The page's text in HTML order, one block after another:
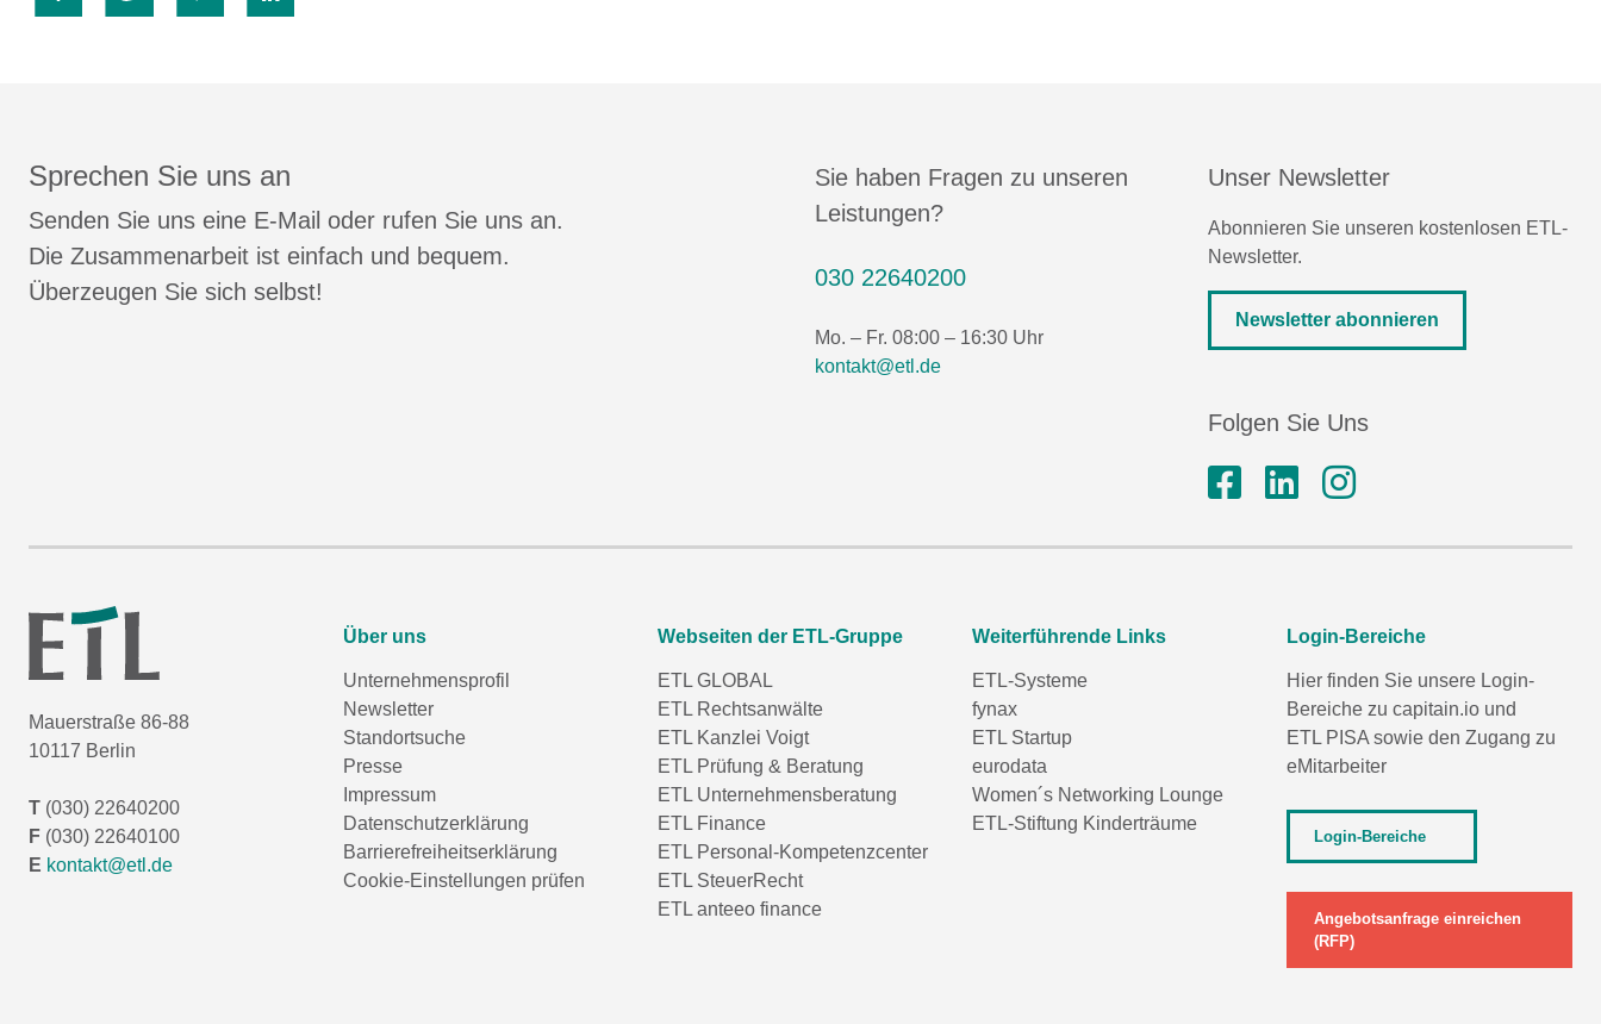
Sprechen Sie uns an
Senden Sie uns eine E-Mail oder rufen Sie uns an.
Die Zusammenarbeit ist einfach und bequem.
Überzeugen Sie sich selbst!
Sie haben Fragen zu unseren
Leistungen?
030 22640200
Mo. – Fr. 08:00 – 16:30 Uhr
kontakt@etl.de
Unser Newsletter
Abonnieren Sie unseren kostenlosen ETL-
Newsletter.
Newsletter abonnieren
Folgen Sie Uns
Mauerstraße 86-88
10117 Berlin
T (030) 22640200
F (030) 22640100
E kontakt@etl.de
Über uns
Unternehmensprofil
Newsletter
Standortsuche
Presse
Impressum
Datenschutzerklärung
Barrierefreiheitserklärung
Cookie-Einstellungen prüfen
Webseiten der ETL-Gruppe
ETL GLOBAL
ETL Rechtsanwälte
ETL Kanzlei Voigt
ETL Prüfung & Beratung
ETL Unternehmensberatung
ETL Finance
ETL Personal-Kompetenzcenter
ETL SteuerRecht
ETL anteeo finance
Weiterführende Links
ETL-Systeme
fynax
ETL Startup
eurodata
Women´s Networking Lounge
ETL-Stiftung Kinderträume
Login-Bereiche
Hier finden Sie unsere Login-
Bereiche zu capitain.io und
ETL PISA sowie den Zugang zu
eMitarbeiter
Login-Bereiche
Angebotsanfrage einreichen
(RFP)